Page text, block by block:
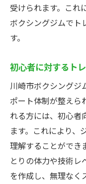
受けられます。これ
ボクシングジムでト
す。
初心者に対するト
川崎市ボクシングジ
ポート体制が整えら
れる方には、初心者
ます。これにより、
理解することができ
とりの体力や技術レ
を作成し、無理なく